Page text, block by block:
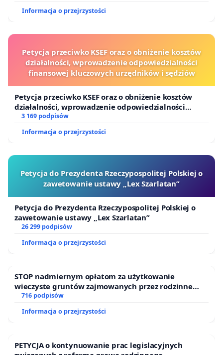
Informacja o przejrzystości
Petycja przeciwko KSEF oraz o obniżenie kosztów
działalności, wprowadzenie odpowiedzialności
finansowej kluczowych urzędników i sędziów
Petycja przeciwko KSEF oraz o obniżenie kosztów
działalności, wprowadzenie odpowiedzialności
finansowej kluczowych urzędników i sędziów
3 169 podpisów
Informacja o przejrzystości
Petycja do Prezydenta Rzeczypospolitej Polskiej o
zawetowanie ustawy „Lex Szarlatan”
Petycja do Prezydenta Rzeczypospolitej Polskiej o
zawetowanie ustawy „Lex Szarlatan”
26 299 podpisów
Informacja o przejrzystości
STOP nadmiernym opłatom za użytkowanie
wieczyste gruntów zajmowanych przez rodzinne
ogrody działkowe.
716 podpisów
Informacja o przejrzystości
PETYCJA o kontynuowanie prac legislacyjnych